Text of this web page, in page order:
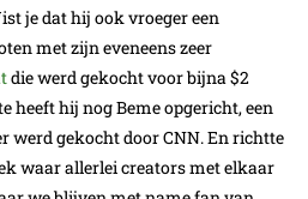
je dat hij ook vroeger een
met zijn eveneens zeer
die werd gekocht voor bijna $2
heeft hij nog Beme opgericht, een
werd gekocht door CNN. En richtte
waar allerlei creators met elkaar